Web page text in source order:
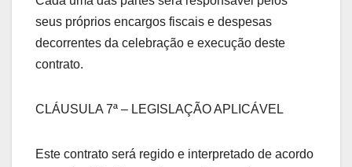
seus próprios encargos fiscais e despesas
decorrentes da celebração e execução deste
contrato.
CLÁUSULA 7ª – LEGISLAÇÃO APLICÁVEL
Este contrato será regido e interpretado de acordo